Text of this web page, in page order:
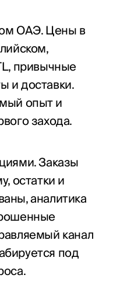
ОАЭ. Цены в
привычные
и доставки.
опыт и
захода.
Заказы
остатки и
аналитика
канал
под